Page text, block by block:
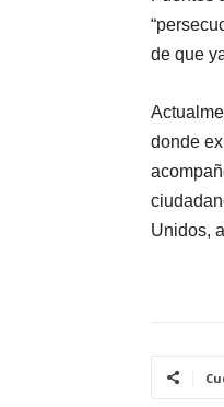
de que
donde
Unidos,